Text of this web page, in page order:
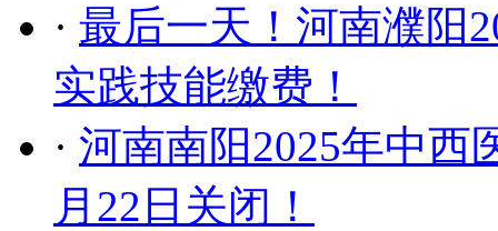
· 最后一天！河南濮阳
实践技能缴费！
· 河南南阳2025年中西
月22日关闭！